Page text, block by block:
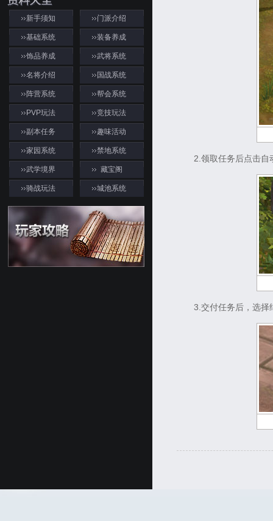
新手须知 门派介绍
基础系统 装备养成
饰品养成 武将系统
名将介绍 国战系统
阵营系统 帮会系统
PVP玩法 竞技玩法
副本任务 趣味活动
家园系统 禁地系统
武学境界 藏宝阁
骑战玩法 城池系统
2.领取任务后点击自
3.交付任务后，选择